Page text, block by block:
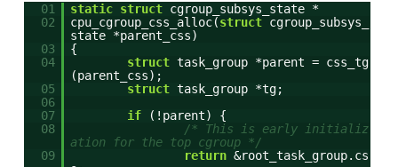
01 static struct cgroup_subsys_state *
02
cpu_cgroup_css_alloc(struct cgroup_subsys_
state *parent_css)
03
{
04
struct task_group *parent = css_tg
(parent_css);
05
struct task_group *tg;
06
07
if
(!parent) {
08
/* This is early initializ
ation for the top cgroup */
09
return &root_task_group.cs